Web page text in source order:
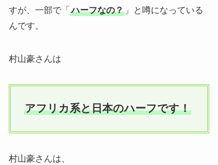
すが、一部で「 ハーフなの？」と噂になっている
んです。
村山豪さんは
アフリカ系と日本のハーフです！
村山豪さんは、